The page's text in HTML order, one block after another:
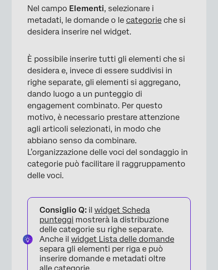
×
Nel campo Elementi, selezionare i
metadati, le domande o le categorie che si
desidera inserire nel widget.
È possibile inserire tutti gli elementi che si
desidera e, invece di essere suddivisi in
righe separate, gli elementi si aggregano,
dando luogo a un punteggio di
engagement combinato. Per questo
motivo, è necessario prestare attenzione
agli articoli selezionati, in modo che
abbiano senso da combinare.
L’organizzazione delle voci del sondaggio in
categorie può facilitare il raggruppamento
delle voci.
Consiglio Q: il widget Scheda
punteggi mostrerà la distribuzione
delle categorie su righe separate.
Anche il widget Lista delle domande
separa gli elementi per riga e può
inserire domande e metadati oltre